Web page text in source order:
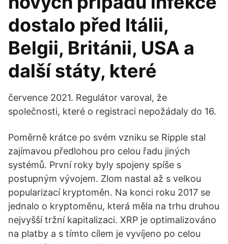
dostalo před Itálii,
Belgii, Británii, USA a
další státy, které
července 2021. Regulátor varoval, že
společnosti, které o registraci nepožádaly do 16.
Poměrně krátce po svém vzniku se Ripple stal
zajímavou předlohou pro celou řadu jiných
systémů. První roky byly spojeny spíše s
postupným vývojem. Zlom nastal až s velkou
popularizací kryptoměn. Na konci roku 2017 se
jednalo o kryptoměnu, která měla na trhu druhou
nejvyšší tržní kapitalizaci. XRP je optimalizováno
na platby a s tímto cílem je vyvíjeno po celou